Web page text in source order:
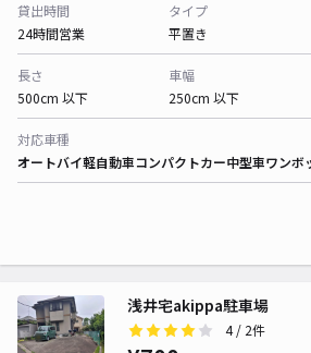
貸出時間
24時間営業
タイプ
平置き
長さ
500cm 以下
車幅
250cm 以下
対応車種
オートバイ軽自動車コンパクトカー中型車ワンボ
浅井宅akippa駐車場
4/ 2件